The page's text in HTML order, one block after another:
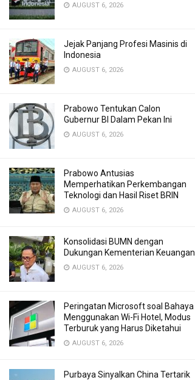
AUGUST 6, 2026
Jejak Panjang Profesi Masinis di
Indonesia
AUGUST 6, 2026
Prabowo Tentukan Calon
Gubernur BI Dalam Pekan Ini
AUGUST 6, 2026
Prabowo Antusias
Memperhatikan Perkembangan
Teknologi dan Hasil Riset BRIN
AUGUST 6, 2026
Konsolidasi BUMN dengan
Dukungan Kementerian Keuangan
AUGUST 6, 2026
Peringatan Microsoft soal Bahaya
Menggunakan Wi-Fi Hotel, Modus
Terburuk yang Harus Diketahui
AUGUST 6, 2026
Purbaya Sinyalkan China Tertarik